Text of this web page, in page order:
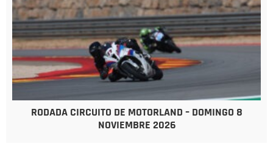
RODADA CIRCUITO DE MOTORLAND – DOMINGO 8
NOVIEMBRE 2026